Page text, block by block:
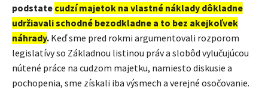
podstate cudzí majetok na vlastné náklady dôkladne
udržiavali schodné bezodkladne a to bez akejkoľvek
náhrady. Keď sme pred rokmi argumentovali rozporom
legislatívy so Základnou listinou práv a slobôd vylučujúcou
nútené práce na cudzom majetku, namiesto diskusie a
pochopenia, sme získali iba výsmech a verejné osočovanie.